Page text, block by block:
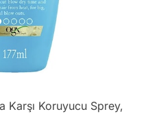
Karşı Koruyucu Sprey,